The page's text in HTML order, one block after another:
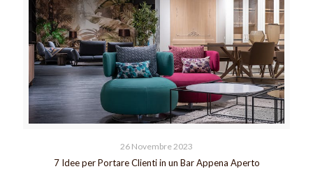
26 Novembre 2023
7 Idee per Portare Clienti in un Bar Appena Aperto